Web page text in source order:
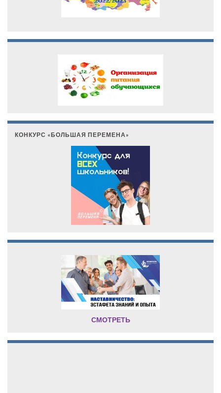
КОНКУРС «БОЛЬШАЯ ПЕРЕМЕНА»
СМОТРЕТЬ